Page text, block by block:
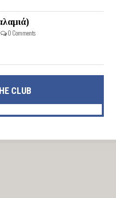
0 Comments
CLUB